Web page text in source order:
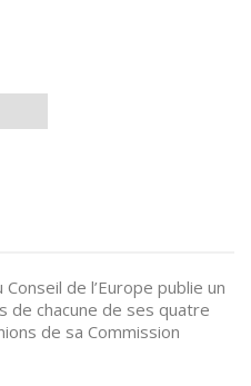
de l’Europe publie un
chacune de ses quatre
de sa Commission